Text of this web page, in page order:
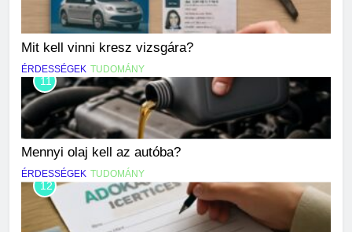
Mit kell vinni kresz vizsgára?
ÉRDESSÉGEK TUDOMÁNY
11
Mennyi olaj kell az autóba?
ÉRDESSÉGEK TUDOMÁNY
12